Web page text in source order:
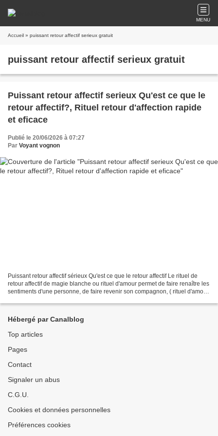
MENU
Accueil » puissant retour affectif serieux gratuit
puissant retour affectif serieux gratuit
Puissant retour affectif serieux Qu'est ce que le
retour affectif?, Rituel retour d'affection rapide
et eficace
Publié le 20/06/2026 à 07:27
Par Voyant vognon
Puissant retour affectif sérieux Qu'est ce que le retour affectif Le rituel de
retour affectif de magie blanche ou rituel d'amour permet de faire renaître les
sentiments d'une personne, de faire revenir son compagnon, ( rituel d'amour
Hébergé par Canalblog
Top articles
Pages
Contact
Signaler un abus
C.G.U.
Cookies et données personnelles
Préférences cookies